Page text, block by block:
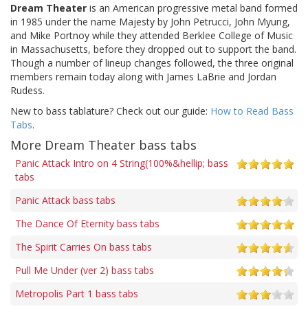
Dream Theater is an American progressive metal band formed
in 1985 under the name Majesty by John Petrucci, John Myung,
and Mike Portnoy while they attended Berklee College of Music
in Massachusetts, before they dropped out to support the band.
Though a number of lineup changes followed, the three original
members remain today along with James LaBrie and Jordan
Rudess.
New to bass tablature? Check out our guide: How to Read Bass
Tabs.
More Dream Theater bass tabs
Panic Attack Intro on 4 String(100%&hellip; bass
tabs
Panic Attack bass tabs
The Dance Of Eternity bass tabs
The Spirit Carries On bass tabs
Pull Me Under (ver 2) bass tabs
Metropolis Part 1 bass tabs